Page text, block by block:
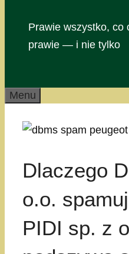
Prawie wszystko, co
prawie — i nie tylko
Menu
Dlaczego
o.o.
PIDI sp. z